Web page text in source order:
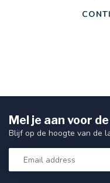
Mel je aan voor
Blijf op de hoogte van de